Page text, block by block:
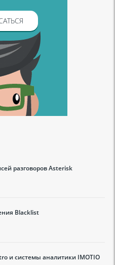
разговоров Asterisk
Blacklist
и системы аналитики IMOTIO